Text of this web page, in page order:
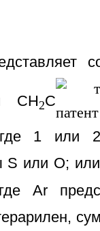
CH2C
1 или 2
S или О;
Ar